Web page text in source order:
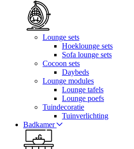
Lounge sets
Hoeklounge sets
Sofa lounge sets
Cocoon sets
Daybeds
Lounge modules
Lounge tafels
Lounge poefs
Tuindecoratie
Tuinverlichting
Badkamer